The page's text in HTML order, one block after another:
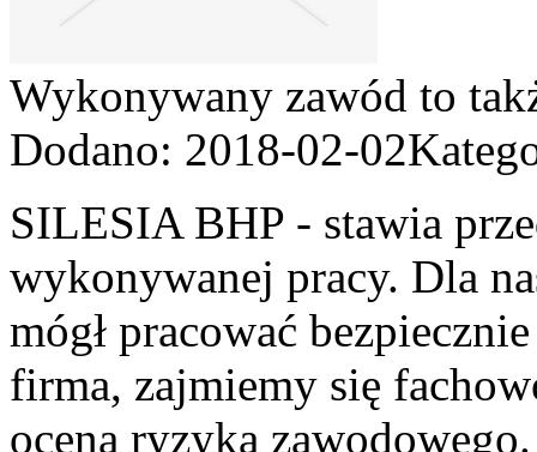
Wykonywany zawód to
Dodano: 2018-02-02
SILESIA BHP - stawia
wykonywanej pracy. Dla
mógł pracować
firma, zajmiemy się
ocena ryzyka